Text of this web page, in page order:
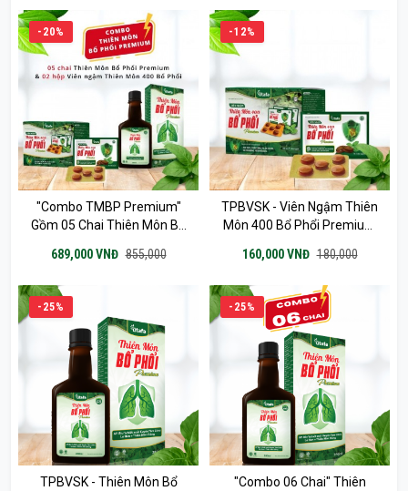
-20%
"Combo TMBP Premium"
Gồm 05 Chai Thiên Môn Bổ
Ngậm Thiên Môn 400 Bổ
689,000 VNĐ 855,000
-12%
TPBVSK - Viên Ngậm Thiên
Môn 400 Bổ Phổi Premium
160,000 VNĐ 180,000
-25%
TPBVSK - Thiên Môn Bổ
-25%
"Combo 06 Chai" Thiên